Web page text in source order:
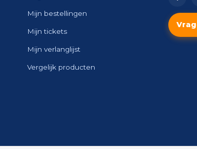
Mijn bestellingen
Mijn tickets
Mijn verlanglijst
Vergelijk producten